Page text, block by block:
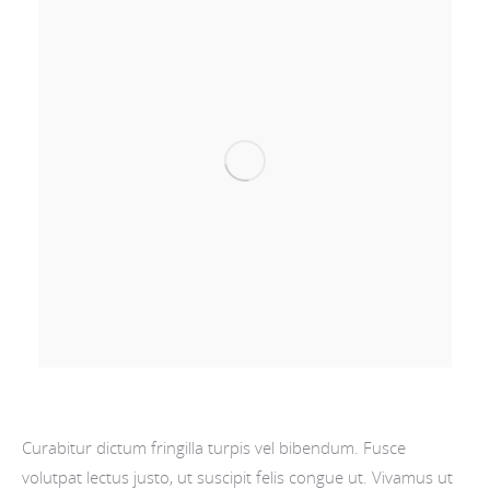
Curabitur dictum fringilla turpis vel bibendum. Fusce
volutpat lectus justo, ut suscipit felis congue ut. Vivamus ut